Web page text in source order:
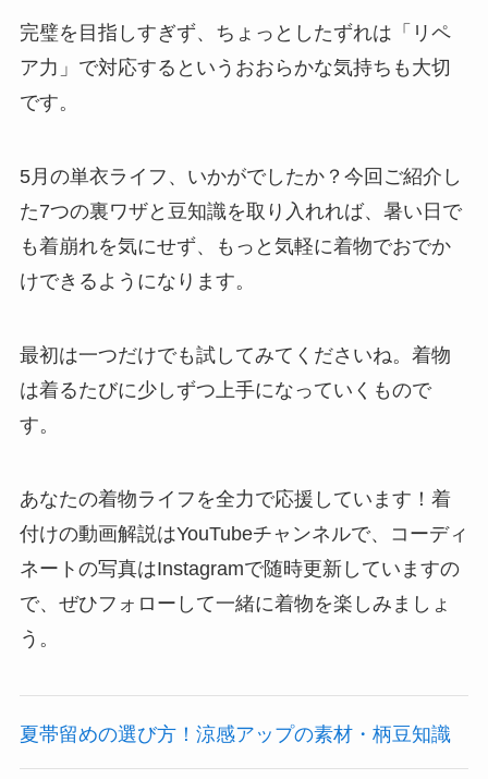
完璧を目指しすぎず、ちょっとしたずれは「リペ
ア力」で対応するというおおらかな気持ちも大切
です。
5月の単衣ライフ、いかがでしたか？今回ご紹介し
た7つの裏ワザと豆知識を取り入れれば、暑い日で
も着崩れを気にせず、もっと気軽に着物でおでか
けできるようになります。
最初は一つだけでも試してみてくださいね。着物
は着るたびに少しずつ上手になっていくもので
す。
あなたの着物ライフを全力で応援しています！着
付けの動画解説はYouTubeチャンネルで、コーディ
ネートの写真はInstagramで随時更新していますの
で、ぜひフォローして一緒に着物を楽しみましょ
う。
夏帯留めの選び方！涼感アップの素材・柄豆知識